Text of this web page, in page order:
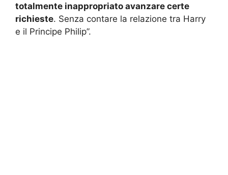
totalmente inappropriato avanzare certe
richieste. Senza contare la relazione tra Harry
e il Principe Philip”.